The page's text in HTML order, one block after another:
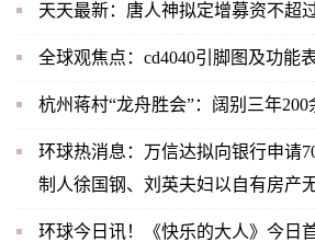
天天最新：唐人神拟定增募资不超
全球观焦点：cd4040引脚图及功能
杭州蒋村“龙舟胜会”：阔别三年
环球热消息：万信达拟向银行申请
制人徐国钢、刘英夫妇以自有房产
环球今日讯！《快乐的大人》今日